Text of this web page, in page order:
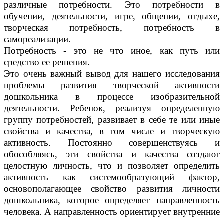
различные потребности. Это потребности в
обучении, деятельности, игре, общении, отдыхе,
творческая потребность, потребность в
самореализации.
Потребность - это не что иное, как путь или
средство ее решения.
Это очень важный вывод для нашего исследования
проблемы развития творческой активности
дошкольника в процессе изобразительной
деятельности. Ребенок, реализуя определенную
группу потребностей, развивает в себе те или иные
свойства и качества, в том числе и творческую
активность. Постоянно совершенствуясь и
обособляясь, эти свойства и качества создают
целостную личность, что и позволяет определить
активность как системообразующий фактор,
основополагающее свойство развития личности
дошкольника, которое определяет направленность
человека. А направленность ориентирует внутренние